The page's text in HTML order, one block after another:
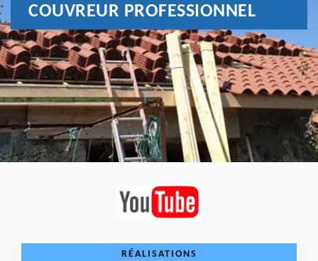
COUVREUR PROFESSIONNEL
RÉALISATIONS